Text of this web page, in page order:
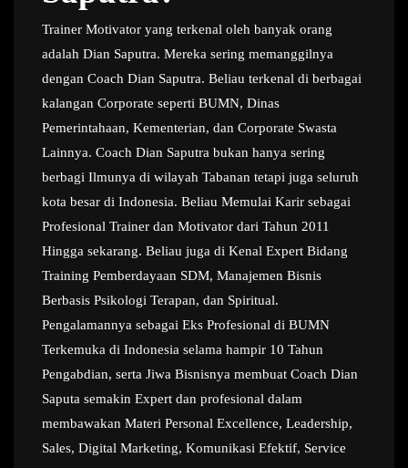
Trainer Motivator yang terkenal oleh banyak orang
adalah Dian Saputra. Mereka sering memanggilnya
dengan Coach Dian Saputra. Beliau terkenal di berbagai
kalangan Corporate seperti BUMN, Dinas
Pemerintahaan, Kementerian, dan Corporate Swasta
Lainnya. Coach Dian Saputra bukan hanya sering
berbagi Ilmunya di wilayah Tabanan tetapi juga seluruh
kota besar di Indonesia. Beliau Memulai Karir sebagai
Profesional Trainer dan Motivator dari Tahun 2011
Hingga sekarang. Beliau juga di Kenal Expert Bidang
Training Pemberdayaan SDM, Manajemen Bisnis
Berbasis Psikologi Terapan, dan Spiritual.
Pengalamannya sebagai Eks Profesional di BUMN
Terkemuka di Indonesia selama hampir 10 Tahun
Pengabdian, serta Jiwa Bisnisnya membuat Coach Dian
Saputa semakin Expert dan profesional dalam
membawakan Materi Personal Excellence, Leadership,
Sales, Digital Marketing, Komunikasi Efektif, Service